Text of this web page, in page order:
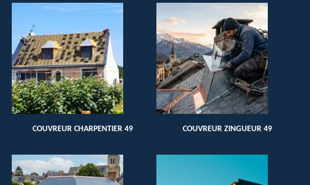
COUVREUR CHARPENTIER 49 COUVREUR ZINGUEUR 49